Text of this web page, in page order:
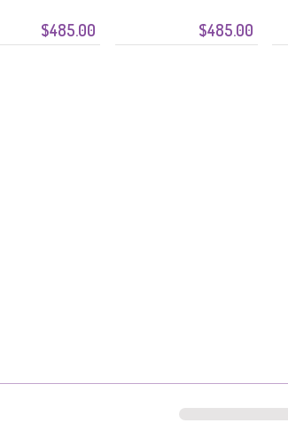
$485.00
$485.00